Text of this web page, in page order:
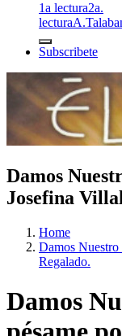
1a lectura2a.
lecturaA.T
Subscribete
Damos
Josefina
Home
Damos Nuestro
Regalado.
Damos